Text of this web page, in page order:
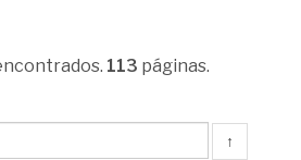
113 páginas.
↑